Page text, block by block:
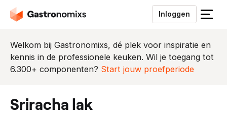
Inloggen
S
u
i
Welkom bij Gastronomixs, dé plek voor inspiratie en
kennis in de professionele keuken. Wil je toegang tot
6.300+ componenten? Start jouw proefperiode
sriracha lak